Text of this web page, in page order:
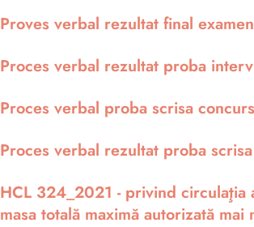
Proves verbal rezultat final
Proces verbal rezultat proba
Proces verbal proba scrisa
Proces verbal rezultat proba
HCL 324_2021 - privind
masa totală maximă autorizată